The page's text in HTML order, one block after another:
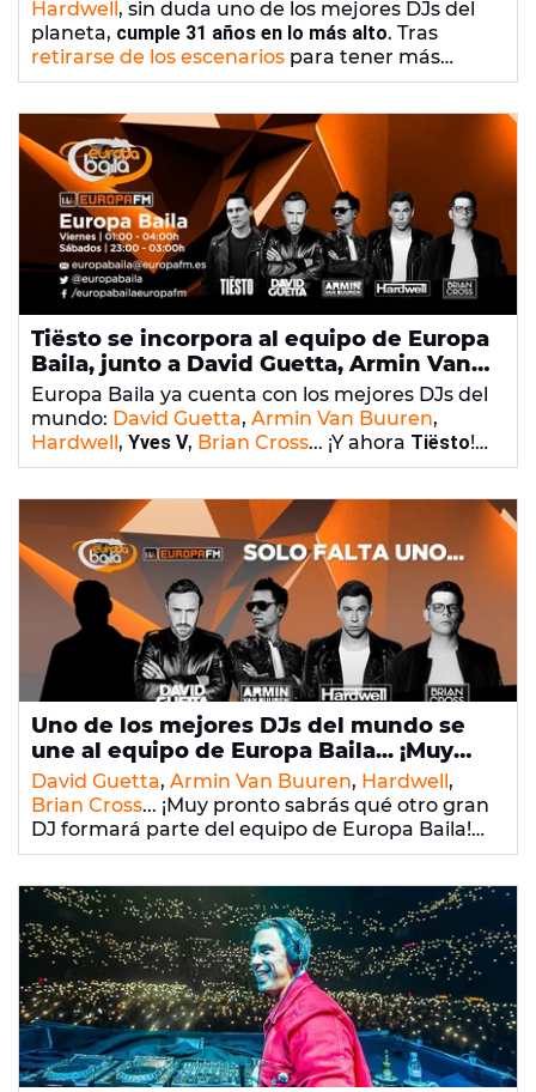
Hardwell, sin duda uno de los mejores DJs del
planeta, cumple 31 años en lo más alto. Tras
retirarse de los escenarios para tener más
tiempo para su vida personal, el productor no ha
'Being Alive', su nueva canción para
comenzar el año.
Tiësto se incorpora al equipo de Europa
Baila, junto a David Guetta, Armin Van
Buuren, Hardwell, Yves V y Brian Cross
Europa Baila ya cuenta con los mejores DJs del
mundo: David Guetta, Armin Van Buuren,
Hardwell , Yves V, Brian Cross... ¡Y ahora Tiësto!
Tijs Michiel Verwest, más conocido como Tiësto,
sábados a las 00:00h. Recuerda que cada fin de
semana tienes una cita en Europa Baila, el
proyecto de electrónica liderado por Brian
Cross.¡Apunta las horas de las sesiones!
Uno de los mejores DJs del mundo se
une al equipo de Europa Baila... ¡Muy
pronto en Europa FM!
David Guetta, Armin Van Buuren, Hardwell,
Brian Cross... ¡Muy pronto sabrás qué otro gran
DJ formará parte del equipo de Europa Baila!
Frank Blancoya lo sabe, ¡y ellunes 26lo
quién se trata? Cuando lo descubras, ¡te
quedarás noqueado!